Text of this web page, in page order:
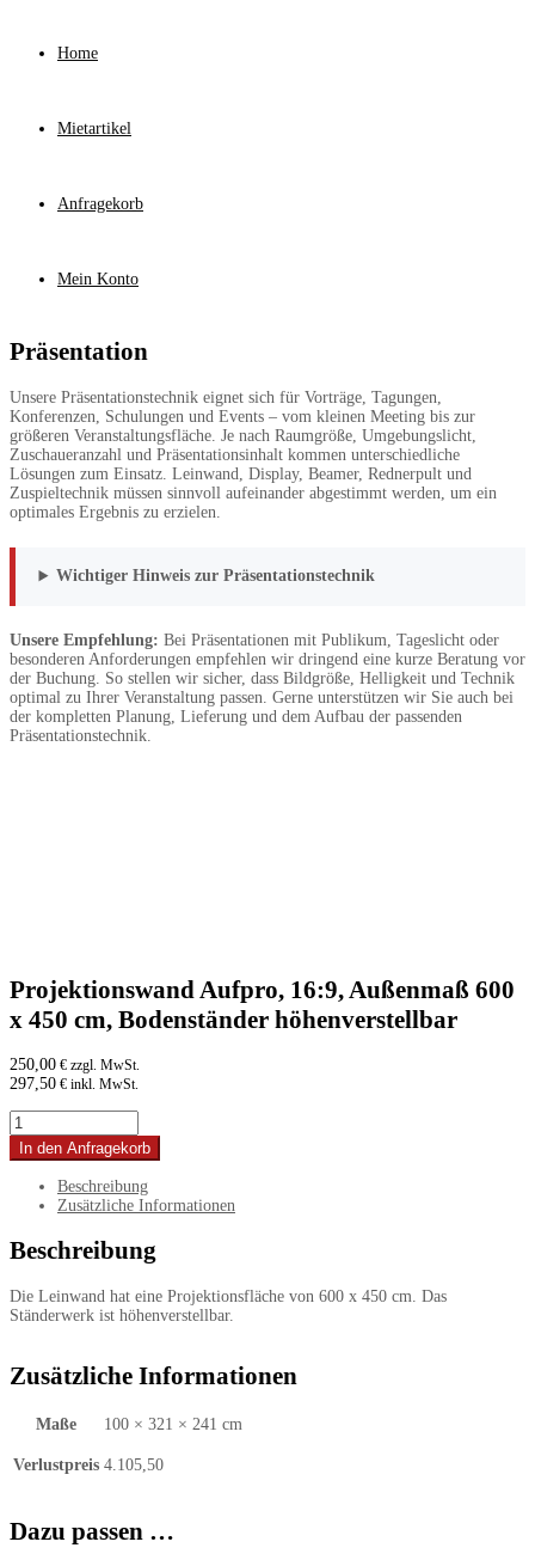
Home
Mietartikel
Anfragekorb
Mein Konto
Präsentation
Unsere Präsentationstechnik eignet sich für Vorträge, Tagungen,
Konferenzen, Schulungen und Events – vom kleinen Meeting bis zur
größeren Veranstaltungsfläche. Je nach Raumgröße, Umgebungslicht,
Zuschaueranzahl und Präsentationsinhalt kommen unterschiedliche
Lösungen zum Einsatz. Leinwand, Display, Beamer, Rednerpult und
Zuspieltechnik müssen sinnvoll aufeinander abgestimmt werden, um ein
optimales Ergebnis zu erzielen.
Wichtiger Hinweis zur Präsentationstechnik
Unsere Empfehlung: Bei Präsentationen mit Publikum, Tageslicht oder
besonderen Anforderungen empfehlen wir dringend eine kurze Beratung vor
der Buchung. So stellen wir sicher, dass Bildgröße, Helligkeit und Technik
optimal zu Ihrer Veranstaltung passen. Gerne unterstützen wir Sie auch bei
der kompletten Planung, Lieferung und dem Aufbau der passenden
Präsentationstechnik.
Projektionswand Aufpro, 16:9, Außenmaß 600
x 450 cm, Bodenständer höhenverstellbar
250,00 € zzgl. MwSt.
297,50 € inkl. MwSt.
Projektionswand
Aufpro,
16:9,
cm,
höhenverstellbar
Menge
In den Anfragekorb
Beschreibung
Zusätzliche Informationen
Beschreibung
Die Leinwand hat eine Projektionsfläche von 600 x 450 cm. Das
Ständerwerk ist höhenverstellbar.
Zusätzliche Informationen
Maße 100 × 321 × 241 cm
Verlustpreis 4.105,50
Dazu passen …